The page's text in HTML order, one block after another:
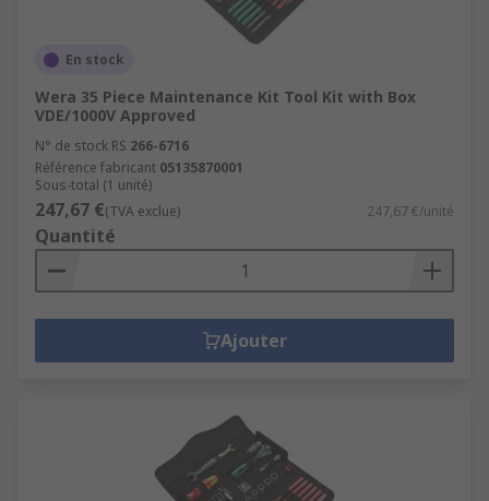
En stock
Wera 35 Piece Maintenance Kit Tool Kit with Box
VDE/1000V Approved
N° de stock RS 266-6716
Référence fabricant 05135870001
Sous-total (1 unité)
247,67 €(TVA exclue) 247,67 €/unité
Quantité
Ajouter